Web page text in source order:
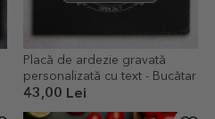
Placă de ardezie gravată
personalizată cu text - Bucătar
43,00 Lei